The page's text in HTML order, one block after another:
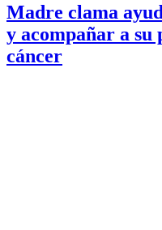
Madre clama
y acompañar a su
cáncer